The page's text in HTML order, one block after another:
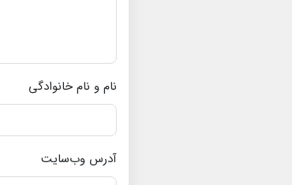
نام و نام خانوادگی
آدرس وب‌سایت